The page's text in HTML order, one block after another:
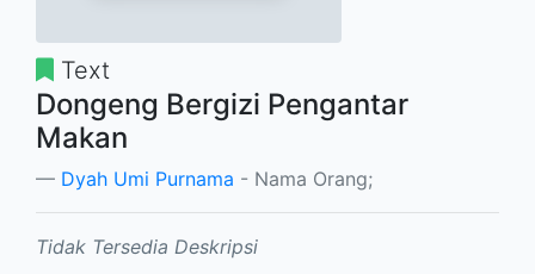
Text
Dongeng Bergizi Pengantar
Makan
Dyah Umi Purnama - Nama Orang;
Tidak Tersedia Deskripsi